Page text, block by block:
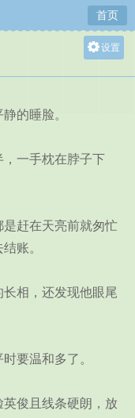
首页
设置
的睡脸。
一手枕在脖子下
赶在天亮前就匆忙
账。
相，还发现他眼尾
要温和多了。
俊且线条硬朗，放